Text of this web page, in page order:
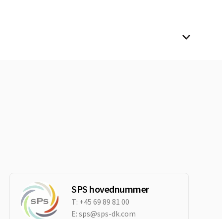
SPS hovednummer
T: +45 69 89 81 00
E: sps@sps-dk.com